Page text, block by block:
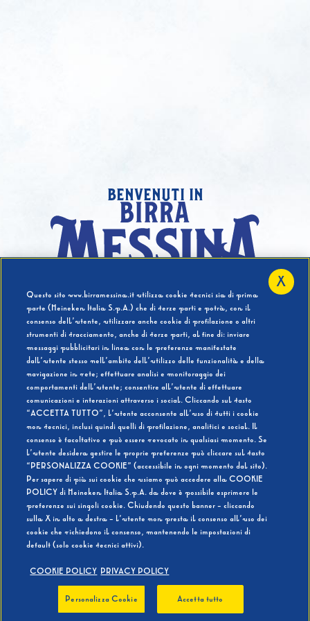
benvenuti in
Hai compiuto 18 Anni?
SI NO
BEVI RESPONSABILMENTE
Questo sito www.birramessina.it utilizza cookie tecnici sia di prima
parte (Heineken Italia S.p.A.) che di terze parti e potrà, con il
consenso dell’utente, utilizzare anche cookie di profilazione o altri
strumenti di tracciamento, anche di terze parti, al fine di: inviare
messaggi pubblicitari in linea con le preferenze manifestate
dall’utente stesso nell’ambito dell’utilizzo delle funzionalità e della
navigazione in rete; effettuare analisi e monitoraggio dei
comportamenti dell’utente; consentire all’utente di effettuare
comunicazioni e interazioni attraverso i social. Cliccando sul tasto
“ACCETTA TUTTO”, l’utente acconsente all’uso di tutti i cookie
non tecnici, inclusi quindi quelli di profilazione, analitici e social. Il
consenso è facoltativo e può essere revocato in qualsiasi momento. Se
l’utente desidera gestire le proprie preferenze può cliccare sul tasto
“PERSONALIZZA COOKIE” (accessibile in ogni momento dal sito).
Per sapere di più sui cookie che usiamo può accedere alla COOKIE
POLICY di Heineken Italia S.p.A. da dove è possibile esprimere le
preferenze sui singoli cookie. Chiudendo questo banner - cliccando
sulla X in alto a destra - l’utente non presta il consenso all’uso dei
cookie che richiedono il consenso, mantenendo le impostazioni di
default (solo cookie tecnici attivi).
COOKIE POLICY PRIVACY POLICY
Personalizza Cookie Accetta tutto
X